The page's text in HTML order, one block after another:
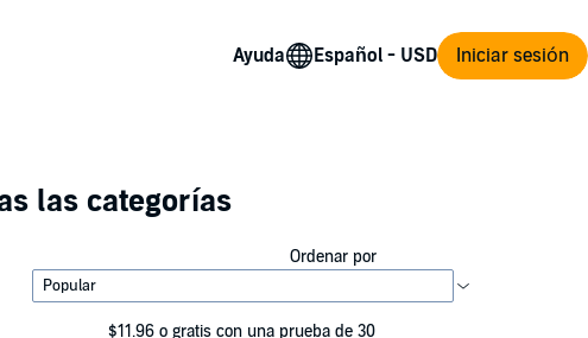
Ayuda Iniciar sesión
las categorías
Ordenar por
$11.96 o gratis con una prueba de 30